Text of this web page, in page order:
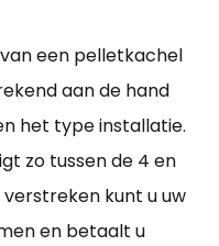
een pelletkachel
aan de hand
het type installatie.
zo tussen de 4 en
verstreken kunt u uw
en betaalt u